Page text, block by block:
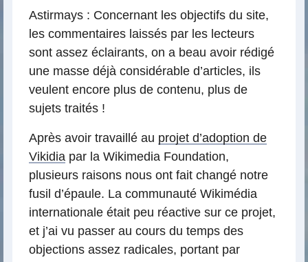
Astirmays : Concernant les objectifs du site,
les commentaires laissés par les lecteurs
sont assez éclairants, on a beau avoir rédigé
une masse déjà considérable d’articles, ils
veulent encore plus de contenu, plus de
sujets traités !
Après avoir travaillé au projet d’adoption de
Vikidia par la Wikimedia Foundation,
plusieurs raisons nous ont fait changé notre
fusil d’épaule. La communauté Wikimédia
internationale était peu réactive sur ce projet,
et j’ai vu passer au cours du temps des
objections assez radicales, portant par